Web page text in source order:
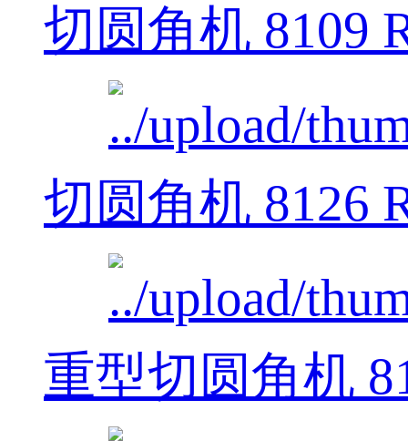
切圆角机 8109
切圆角机 8126
重型切圆角机